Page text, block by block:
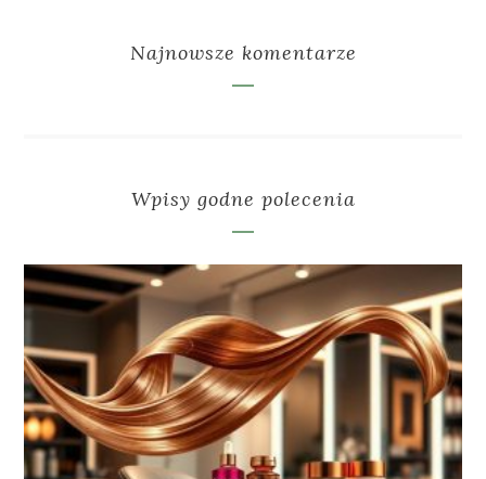
Najnowsze komentarze
Wpisy godne polecenia